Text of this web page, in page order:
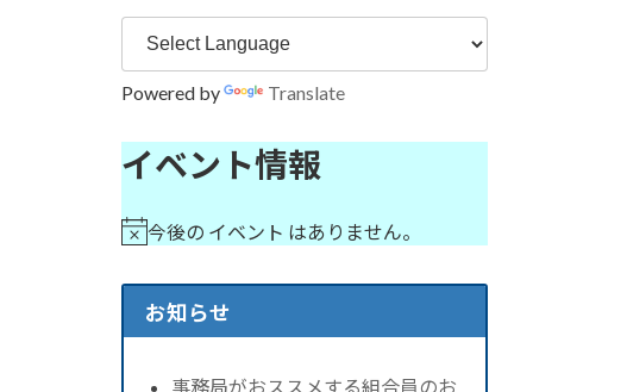
Powered by Translate
イベント情報
今後の イベント はありません。
お知らせ
事務局がおススメする組合員のお